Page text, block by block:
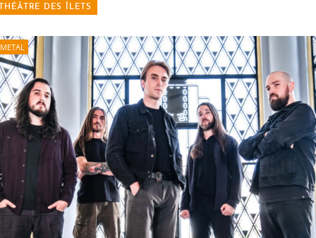
DES ÎLETS
METAL